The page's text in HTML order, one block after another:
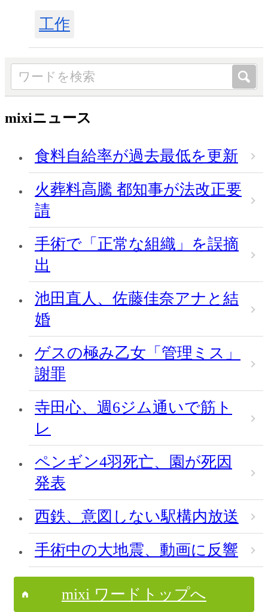
工作
mixiニュース
食料自給率が過去最低を更新
火葬料高騰 都知事が法改正要
請
手術で「正常な組織」を誤摘
出
池田直人、佐藤佳奈アナと結
婚
ゲスの極み乙女「管理ミス」
謝罪
寺田心、週6ジム通いで筋ト
レ
ペンギン4羽死亡、園が死因
発表
西鉄、意図しない駅構内放送
手術中の大地震、動画に反響
mixi ワードトップへ